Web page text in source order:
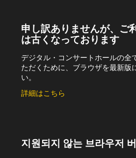
申し訳ありませんが、ご
は古くなっております
デジタル・コンサートホールの全
ただくために、ブラウザを最新版
い。
詳細はこちら
지원되지 않는 브라우저